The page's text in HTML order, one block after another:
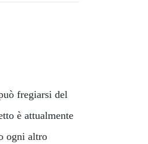
fregiarsi del
è attualmente
ogni altro